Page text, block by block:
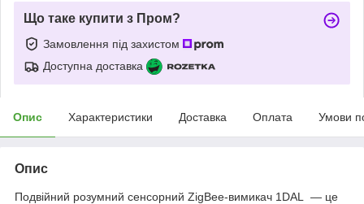
Що таке купити з Пром?
Замовлення під захистом
Доступна доставка
Опис Характеристики Доставка Оплата Умови
Опис
Подвійний розумний сенсорний ZigBee-вимикач 1DAL — це